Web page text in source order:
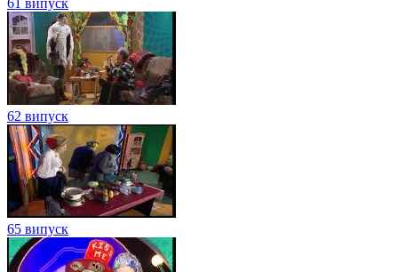
62 випуск
65 випуск